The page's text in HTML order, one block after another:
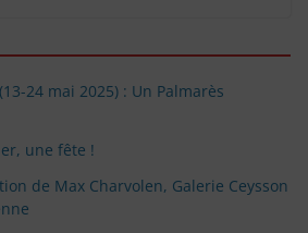
24 mai 2025) : Un Palmarès
une fête !
de Max Charvolen, Galerie Ceysson